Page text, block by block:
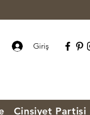
Giriş
Cinsiyet Partisi